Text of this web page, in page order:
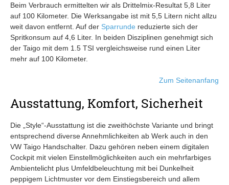
Beim Verbrauch ermittelten wir als Drittelmix-Resultat 5,8 Liter
auf 100 Kilometer. Die Werksangabe ist mit 5,5 Litern nicht allzu
weit davon entfernt. Auf der Sparrunde reduzierte sich der
Spritkonsum auf 4,6 Liter. In beiden Disziplinen genehmigt sich
der Taigo mit dem 1.5 TSI vergleichsweise rund einen Liter
mehr auf 100 Kilometer.
Zum Seitenanfang
Ausstattung, Komfort, Sicherheit
Die „Style“-Ausstattung ist die zweithöchste Variante und bringt
entsprechend diverse Annehmlichkeiten ab Werk auch in den
VW Taigo Handschalter. Dazu gehören neben einem digitalen
Cockpit mit vielen Einstellmöglichkeiten auch ein mehrfarbiges
Ambientelicht plus Umfeldbeleuchtung mit bei Dunkelheit
peppigem Lichtmuster vor dem Einstiegsbereich und allem